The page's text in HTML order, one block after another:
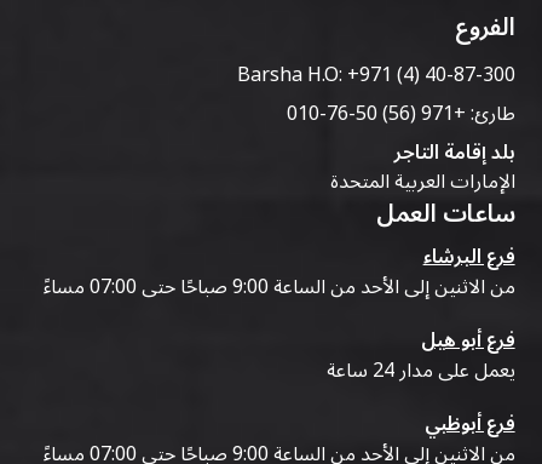
الفروع
Barsha H.O:+971 (4) 40-87-300
طارئ:+971 (56) 50-76-010
بلد إقامة التاجر
الإمارات العربية المتحدة
ساعات العمل
فرع البرشاء
من الاثنين إلى الأحد من الساعة 9:00 صباحًا حتى 07:00 مساءً
فرع أبو هيل
يعمل على مدار 24 ساعة
فرع أبوظبي
من الاثنين إلى الأحد من الساعة 9:00 صباحًا حتى 07:00 مساءً